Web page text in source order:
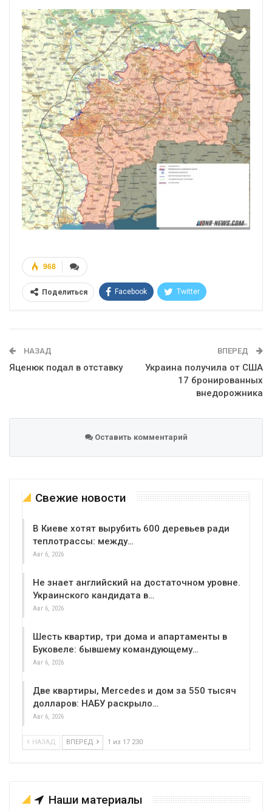
968
Поделиться Facebook Twitter
НАЗАД
Яценюк подал в отставку
ВПЕРЕД
Украина получила от США
17 бронированных
внедорожника
Оставить комментарий
Свежие новости
В Киеве хотят вырубить 600 деревьев ради
теплотрассы: между…
Авг 6, 2026
Не знает английский на достаточном уровне.
Украинского кандидата в…
Авг 6, 2026
Шесть квартир, три дома и апартаменты в
Буковеле: бывшему командующему…
Авг 6, 2026
Две квартиры, Mercedes и дом за 550 тысяч
долларов: НАБУ раскрыло…
Авг 6, 2026
НАЗАД ВПЕРЕД 1 из 17 230
Наши материалы